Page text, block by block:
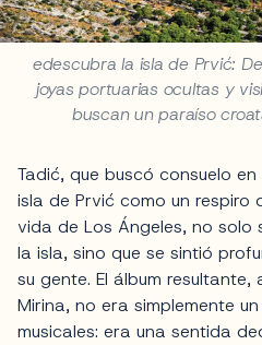
edescubra la isla de Prvić:
joyas portuarias ocultas y
buscan un paraíso
Tadić, que buscó consuelo
isla de Prvić como un respiro
vida de Los Ángeles, no solo
la isla, sino que se sintió
su gente. El álbum
Mirina, no era simplemente
musicales: era una sentida